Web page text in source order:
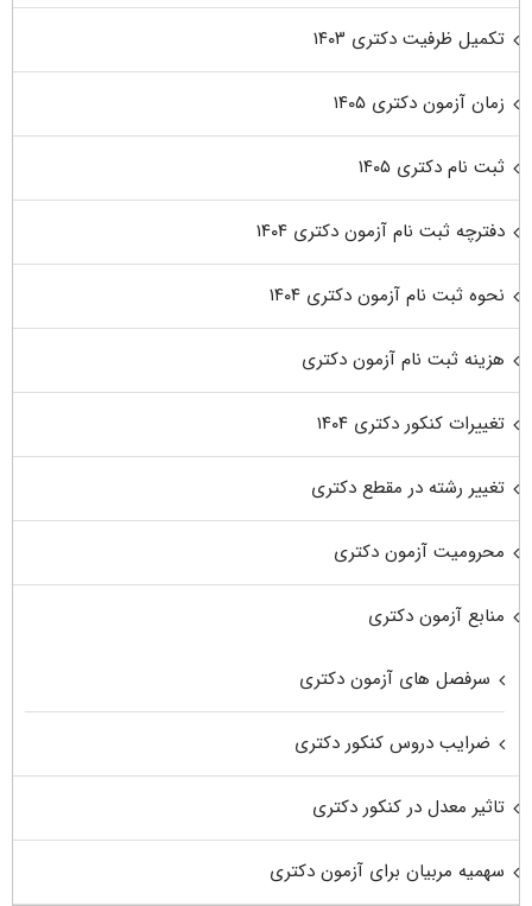
تکمیل ظرفیت دکتری ۱۴۰۳
زمان آزمون دکتری ۱۴۰۵
ثبت نام دکتری ۱۴۰۵
دفترچه ثبت نام آزمون دکتری ۱۴۰۴
نحوه ثبت نام آزمون دکتری ۱۴۰۴
هزینه ثبت نام آزمون دکتری
تغییرات کنکور دکتری ۱۴۰۴
تغییر رشته در مقطع دکتری
محرومیت آزمون دکتری
منابع آزمون دکتری
سرفصل های آزمون دکتری
ضرایب دروس کنکور دکتری
تاثیر معدل در کنکور دکتری
سهمیه مربیان برای آزمون دکتری